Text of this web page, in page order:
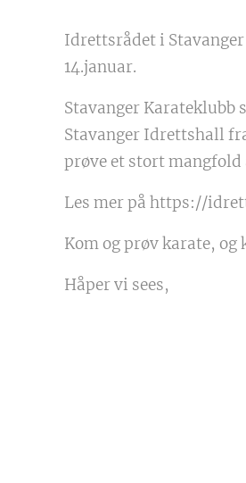
Idrettsrådet i
14.januar.
Stavanger Karateklubb
Stavanger Idrettshall
prøve et stort mangfold
Les mer på https://
Kom og prøv karate, og
Håper vi sees,